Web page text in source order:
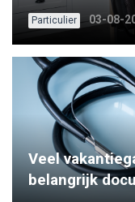
Particulier 03-08-
Veel
belangrijk